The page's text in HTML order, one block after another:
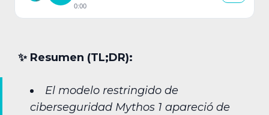
0:00
✨︎ Resumen (TL;DR):
El modelo restringido de
ciberseguridad Mythos 1 apareció de